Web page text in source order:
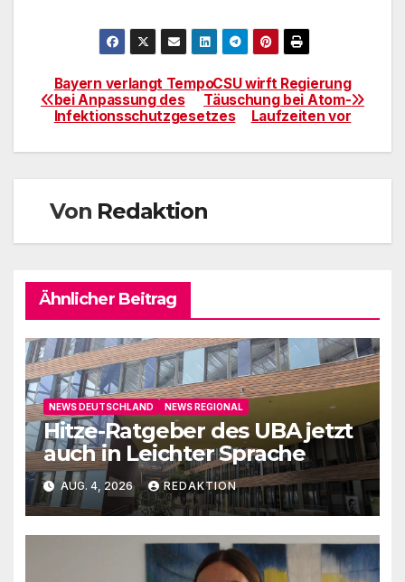
Beitragsnavigation
CSU wirft Regierung
Täuschung bei Atom-
Laufzeiten vor
Bayern verlangt Tempo
bei Anpassung des
Infektionsschutzgesetzes
Von Redaktion
Ähnlicher Beitrag
NEWS DEUTSCHLAND NEWS REGIONAL
Hitze-Ratgeber des UBA jetzt
auch in Leichter Sprache
AUG. 4, 2026 REDAKTION